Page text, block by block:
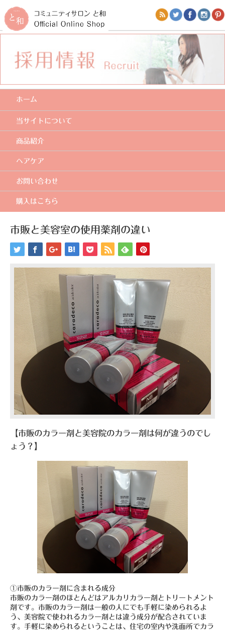
ホーム
当サイトについて
商品紹介
ヘアケア
お問い合わせ
購入はこちら
市販と美容室の使用薬剤の違い
【市販のカラー剤と美容院のカラー剤は何が違うのでし
ょう？】
①市販のカラー剤に含まれる成分
市販のカラー剤のほとんどはアルカリカラー剤とトリートメント
剤です。市販のカラー剤は一般の人にでも手軽に染められるよ
う、美容院で使われるカラー剤とは違う成分が配合されていま
す。手軽に染められるということは、住宅の室内や洗面所でカラ